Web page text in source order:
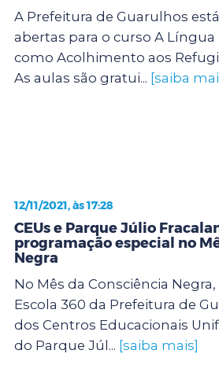
A Prefeitura de Guarulhos
abertas para o curso A
como Acolhimento aos
As aulas são gratui... [saiba
12/11/2021, às 17:28
CEUs e Parque Júlio
programação especial no
Negra
No Mês da Consciência
Escola 360 da Prefeitura de
dos Centros Educacionais
do Parque Júl... [saiba mais]